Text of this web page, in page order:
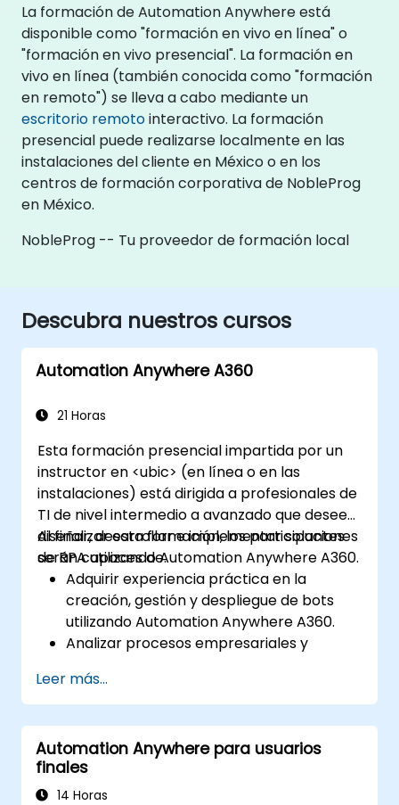
La formación de Automation Anywhere está
disponible como "formación en vivo en línea" o
"formación en vivo presencial". La formación en
vivo en línea (también conocida como "formación
en remoto") se lleva a cabo mediante un
escritorio remotointeractivo. La formación
presencial puede realizarse localmente en las
instalaciones del cliente en México o en los
centros de formación corporativa de NobleProg
en México.
NobleProg -- Tu proveedor de formación local
Descubra nuestros cursos
Automation Anywhere A360
21 Horas
Esta formación presencial impartida por un
instructor en <ubic> (en línea o en las
instalaciones) está dirigida a profesionales de
TI de nivel intermedio a avanzado que deseen
diseñar, desarrollar e implementar soluciones
de RPA utilizando Automation Anywhere A360.
Al finalizar esta formación, los participantes
serán capaces de:
Adquirir experiencia práctica en la
creación, gestión y despliegue de bots
utilizando Automation Anywhere A360.
Analizar procesos empresariales y
con A360.
Aprender habilidades avanzadas de
desarrollo de bots, como la
automatización cognitiva, el trabajo con
componentes de IA e integración de
scripts para escenarios de
Leer más...
Automation Anywhere para usuarios
finales
14 Horas